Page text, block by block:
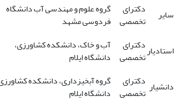
سایر دکترای
تخصصی
گروه علوم و مهندسی آب دانشگاه
فردوسی مشهد
استادیاردکترای
تخصصی
آب و خاک، دانشکده کشاورزی،
دانشگاه ایلام
دانشیار دکترای
تخصصی
گروه آبخیزداری، دانشکده
دانشگاه ایلام